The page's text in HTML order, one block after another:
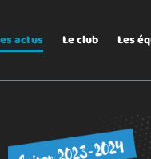
actus Le club Les